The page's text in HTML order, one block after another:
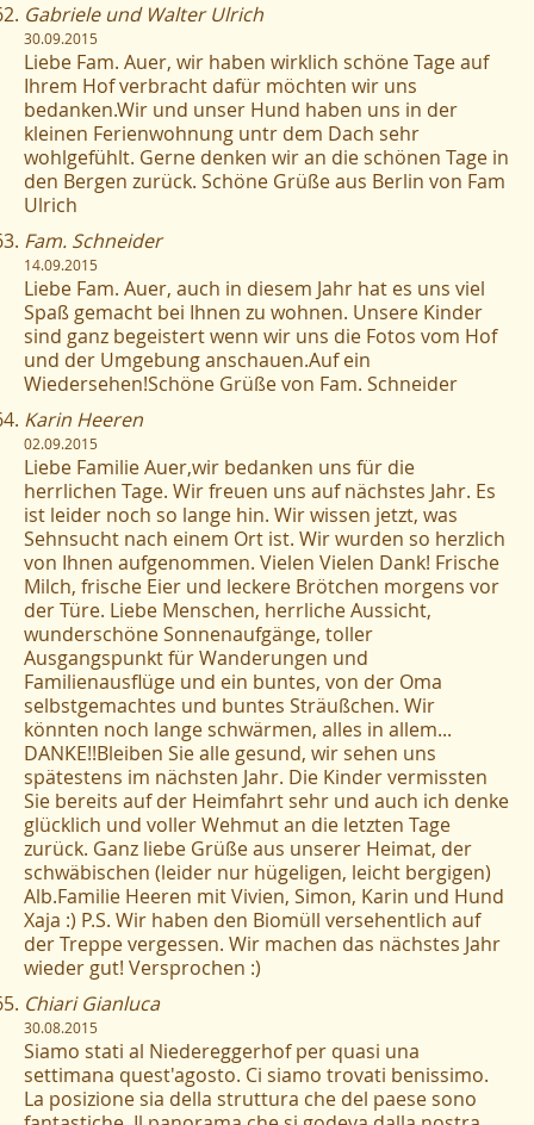
Gabriele und Walter Ulrich
30.09.2015
Liebe Fam. Auer, wir haben wirklich schöne Tage auf
Ihrem Hof verbracht dafür möchten wir uns
bedanken.Wir und unser Hund haben uns in der
kleinen Ferienwohnung untr dem Dach sehr
wohlgefühlt. Gerne denken wir an die schönen Tage in
den Bergen zurück. Schöne Grüße aus Berlin von Fam
Ulrich
Fam. Schneider
14.09.2015
Liebe Fam. Auer, auch in diesem Jahr hat es uns viel
Spaß gemacht bei Ihnen zu wohnen. Unsere Kinder
sind ganz begeistert wenn wir uns die Fotos vom Hof
und der Umgebung anschauen.Auf ein
Wiedersehen!Schöne Grüße von Fam. Schneider
Karin Heeren
02.09.2015
Liebe Familie Auer,wir bedanken uns für die
herrlichen Tage. Wir freuen uns auf nächstes Jahr. Es
ist leider noch so lange hin. Wir wissen jetzt, was
Sehnsucht nach einem Ort ist. Wir wurden so herzlich
von Ihnen aufgenommen. Vielen Vielen Dank! Frische
Milch, frische Eier und leckere Brötchen morgens vor
der Türe. Liebe Menschen, herrliche Aussicht,
wunderschöne Sonnenaufgänge, toller
Ausgangspunkt für Wanderungen und
Familienausflüge und ein buntes, von der Oma
selbstgemachtes und buntes Sträußchen. Wir
könnten noch lange schwärmen, alles in allem...
DANKE!!Bleiben Sie alle gesund, wir sehen uns
spätestens im nächsten Jahr. Die Kinder vermissten
Sie bereits auf der Heimfahrt sehr und auch ich denke
glücklich und voller Wehmut an die letzten Tage
zurück. Ganz liebe Grüße aus unserer Heimat, der
schwäbischen (leider nur hügeligen, leicht bergigen)
Alb.Familie Heeren mit Vivien, Simon, Karin und Hund
Xaja :) P.S. Wir haben den Biomüll versehentlich auf
der Treppe vergessen. Wir machen das nächstes Jahr
wieder gut! Versprochen :)
Chiari Gianluca
30.08.2015
Siamo stati al Niedereggerhof per quasi una
settimana quest'agosto. Ci siamo trovati benissimo.
La posizione sia della struttura che del paese sono